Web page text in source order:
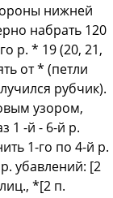
нижней
набрать 120
р. * 19 (20, 21,
от * (петли
рубчик).
узором,
1 -й - 6-й р.
1-го по 4-й р.
убавлений: [2
*[2 п.